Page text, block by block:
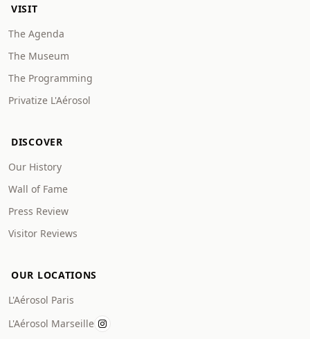
VISIT
The Agenda
The Museum
The Programming
Privatize L'Aérosol
DISCOVER
Our History
Wall of Fame
Press Review
Visitor Reviews
OUR LOCATIONS
L'Aérosol Paris
L'Aérosol Marseille